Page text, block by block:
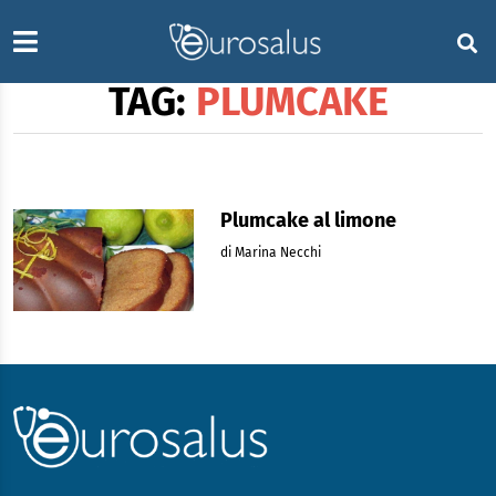
TAG: PLUMCAKE
Plumcake al limone
di Marina Necchi